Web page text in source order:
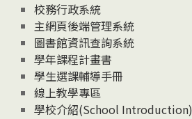
校務行政系統
主網頁後端管理系統
圖書館資訊查詢系統
學年課程計畫書
學生選課輔導手冊
線上教學專區
學校介紹(School Introduction)